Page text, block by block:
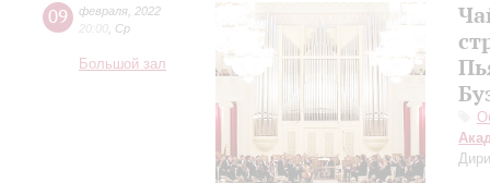
09 февраля 2022
20:00 Ср
Большой зал